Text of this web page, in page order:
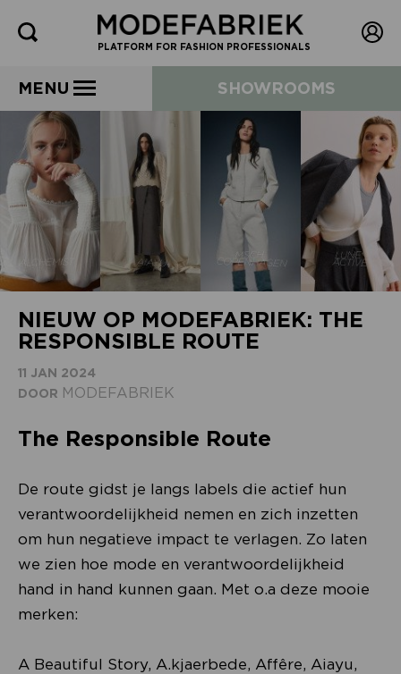
PLATFORM FOR FASHION PROFESSIONALS
MENU SHOWROOMS
NIEUW OP MODEFABRIEK: THE
RESPONSIBLE ROUTE
11 JAN 2024
DOOR MODEFABRIEK
The Responsible Route
De route gidst je langs labels die actief hun
verantwoordelijkheid nemen en zich inzetten
om hun negatieve impact te verlagen. Zo laten
we zien hoe mode en verantwoordelijkheid
hand in hand kunnen gaan. Met o.a deze mooie
merken:
A Beautiful Story, A.kjaerbede, Affêre, Aiayu,